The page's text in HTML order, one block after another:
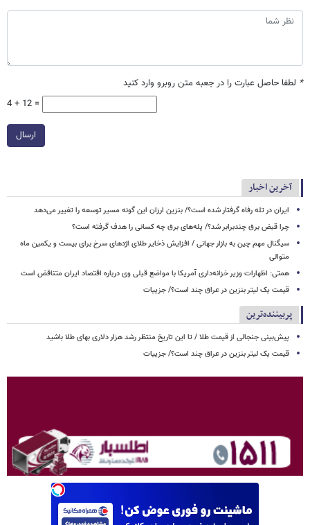
* لطفا حاصل عبارت را در جعبه متن روبرو وارد کنید
4 + 12 =
ارسال
آخرین اخبار
ایران در تله رفاه گرفتار شده است؟/ بنزین ارزان این گونه مسیر توسعه را تغییر می‌دهد
چرا قبض برق چندبرابر شد؟/ پله‌های برق چه کسانی را هدف گرفته است؟
سیگنال‌ مهم چین به بازار جهانی / افزایش ذخایر طلای اژدهای سرخ برای بیست و یکمین ماه
متوالی
همتی: اظهارات وزیر خزانه‌داری آمریکا با مواضع قبلی وی درباره اقتصاد ایران متناقض است
قیمت یک لیتر بنزین در عراق چند است؟/ جزییات
پربیننده‌ترین
پیش‌بینی جنجالی از قیمت طلا / تا این تاریخ منتظر رشد هزار دلاری بهای طلا باشید
قیمت یک لیتر بنزین در عراق چند است؟/ جزییات